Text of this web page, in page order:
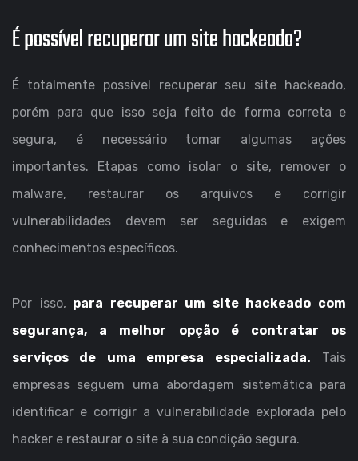
É possível recuperar um site hackeado?
É totalmente possível recuperar seu site hackeado,
porém para que isso seja feito de forma correta e
segura, é necessário tomar algumas ações
importantes. Etapas como isolar o site, remover o
malware, restaurar os arquivos e corrigir
vulnerabilidades devem ser seguidas e exigem
conhecimentos específicos.
Por isso, para recuperar um site hackeado com
segurança, a melhor opção é contratar os
serviços de uma empresa especializada. Tais
empresas seguem uma abordagem sistemática para
identificar e corrigir a vulnerabilidade explorada pelo
hacker e restaurar o site à sua condição segura.